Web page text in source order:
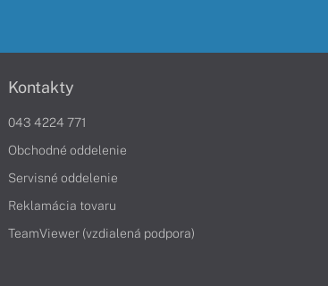
Kontakty
043 4224 771
Obchodné oddelenie
Servisné oddelenie
Reklamácia tovaru
TeamViewer (vzdialená podpora)